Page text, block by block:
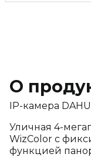
О
IP-камера
Уличная 4-
WizColor с
функцией